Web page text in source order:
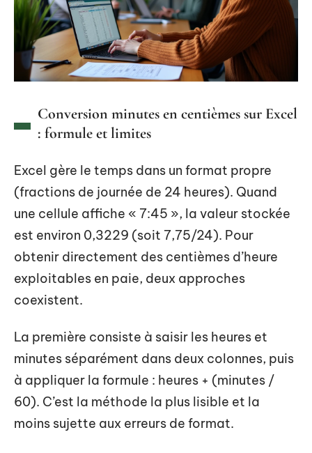
Conversion minutes en centièmes sur Excel
: formule et limites
Excel gère le temps dans un format propre
(fractions de journée de 24 heures). Quand
une cellule affiche « 7:45 », la valeur stockée
est environ 0,3229 (soit 7,75/24). Pour
obtenir directement des centièmes d’heure
exploitables en paie, deux approches
coexistent.
La première consiste à saisir les heures et
minutes séparément dans deux colonnes, puis
à appliquer la formule : heures + (minutes /
60). C’est la méthode la plus lisible et la
moins sujette aux erreurs de format.